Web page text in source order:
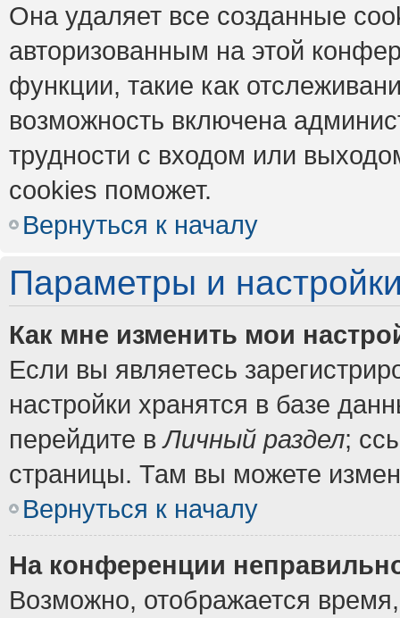
Она удаляет все созданные
авторизованным на этой
функции, такие как
возможность включена
трудности с входом или
cookies поможет.
Вернуться к началу
Параметры и
Как мне изменить мои
Если вы являетесь
настройки хранятся в базе
перейдите вЛичный раздел;
страницы. Там вы можете
Вернуться к началу
На конференции
Возможно, отображается